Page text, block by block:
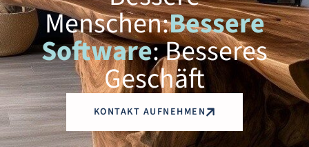
Menschen:Bessere
Software: Besseres
Geschäft
KONTAKT AUFNEHMEN